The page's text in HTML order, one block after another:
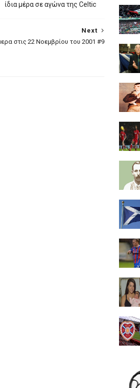
ίδια μέρα σε αγώνα της Celtic
Next
στις 22 Νοεμβρίου του 2001 #9